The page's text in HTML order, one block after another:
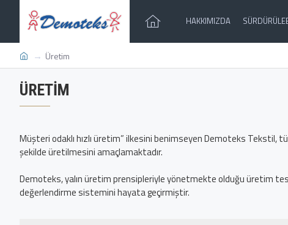
HAKKIMIZDA
Üretim
ÜRETIM
Müşteri odaklı hızlı üretim” ilkesini benimseyen Demoteks
şekilde üretilmesini amaçlamaktadır.
Demoteks, yalın üretim prensipleriyle yönetmekte olduğu üretim
değerlendirme sistemini hayata geçirmiştir.